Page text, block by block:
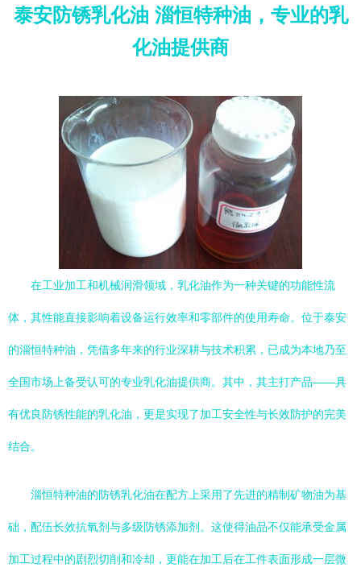
泰安防锈乳化油 淄恒特种油，专业的乳
化油提供商
在工业加工和机械润滑领域，乳化油作为一种关键的功能性流
体，其性能直接影响着设备运行效率和零部件的使用寿命。位于泰安
的淄恒特种油，凭借多年来的行业深耕与技术积累，已成为本地乃至
全国市场上备受认可的专业乳化油提供商。其中，其主打产品——具
有优良防锈性能的乳化油，更是实现了加工安全性与长效防护的完美
结合。
淄恒特种油的防锈乳化油在配方上采用了先进的精制矿物油为基
础，配伍长效抗氧剂与多级防锈添加剂。这使得油品不仅能承受金属
加工过程中的剧烈切削和冷却，更能在加工后在工件表面形成一层微